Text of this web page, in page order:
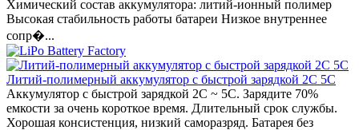
Химический состав аккумулятора: литий-ионный полимер
Высокая стабильность работы батареи Низкое внутреннее
сопр�...
Литий-полимерный аккумулятор с быстрой зарядкой 2C 5C
Аккумулятор с быстрой зарядкой 2C ~ 5C. Зарядите 70%
емкости за очень короткое время. Длительный срок службы.
Хорошая консистенция, низкий саморазряд. Батарея без